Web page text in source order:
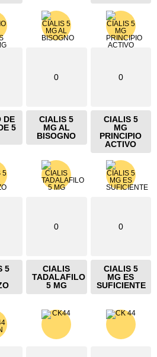
DE
5
0
CIALIS 5
MG AL
BISOGNO
0
CIALIS 5
MG
PRINCIPIO
ACTIVO
5
0
CIALIS
TADALAFILO
5 MG
0
CIALIS 5
MG ES
SUFICIENTE